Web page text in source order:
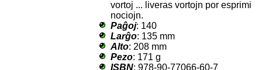
vortoj ... liveras vortojn por esprimi
nociojn.
Paĝoj: 140
Larĝo: 135 mm
Alto: 208 mm
Pezo: 171 g
ISBN: 978-90-77066-60-7